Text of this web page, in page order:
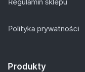
Polityka prywatności
Produkty